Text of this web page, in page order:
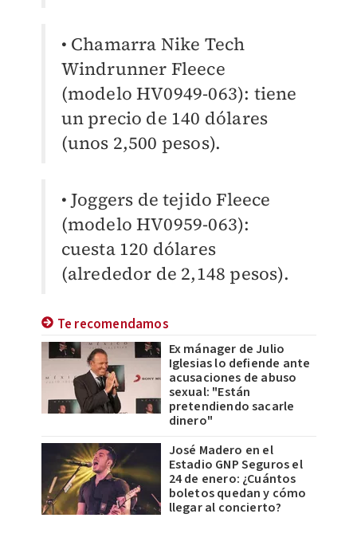
• Chamarra Nike Tech
Windrunner Fleece
(modelo HV0949-063): tiene
un precio de 140 dólares
(unos 2,500 pesos).
• Joggers de tejido Fleece
(modelo HV0959-063):
cuesta 120 dólares
(alrededor de 2,148 pesos).
Te recomendamos
Ex mánager de Julio
Iglesias lo defiende ante
acusaciones de abuso
sexual: "Están
pretendiendo sacarle
dinero"
José Madero en el
Estadio GNP Seguros el
24 de enero: ¿Cuántos
boletos quedan y cómo
llegar al concierto?